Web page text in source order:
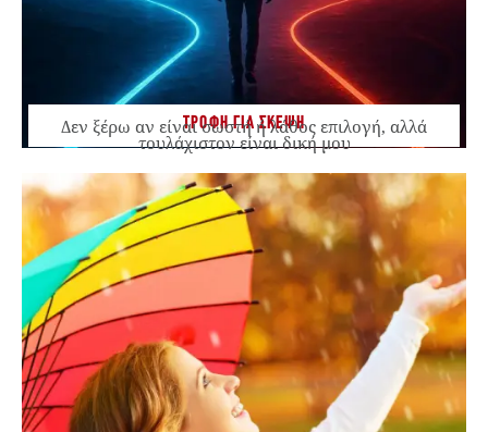
ΤΡΟΦΗ ΓΙΑ ΣΚΕΨΗ
Δεν ξέρω αν είναι σωστή ή λάθος επιλογή, αλλά
τουλάχιστον είναι δική μου